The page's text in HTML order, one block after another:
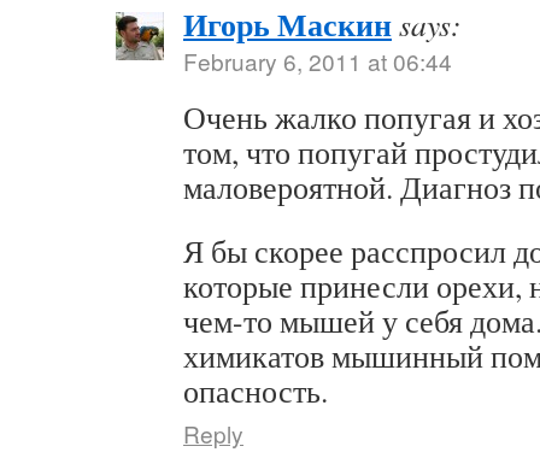
Игорь Маскинsays:
February 6, 2011 at 06:44
Очень жалко попугая и
том, что попугай
маловероятной. Диагноз
Я бы скорее расспросил
которые принесли орехи,
чем-то мышей у себя
химикатов мышинный
опасность.
Reply